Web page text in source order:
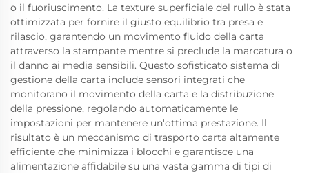
o il fuoriuscimento. La texture superficiale del rullo è stata
ottimizzata per fornire il giusto equilibrio tra presa e
rilascio, garantendo un movimento fluido della carta
attraverso la stampante mentre si preclude la marcatura o
il danno ai media sensibili. Questo sofisticato sistema di
gestione della carta include sensori integrati che
monitorano il movimento della carta e la distribuzione
della pressione, regolando automaticamente le
impostazioni per mantenere un'ottima prestazione. Il
risultato è un meccanismo di trasporto carta altamente
efficiente che minimizza i blocchi e garantisce una
alimentazione affidabile su una vasta gamma di tipi di